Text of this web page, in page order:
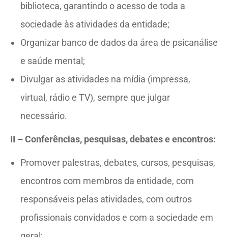
biblioteca, garantindo o acesso de toda a
sociedade às atividades da entidade;
Organizar banco de dados da área de psicanálise
e saúde mental;
Divulgar as atividades na mídia (impressa,
virtual, rádio e TV), sempre que julgar
necessário.
II – Conferências, pesquisas, debates e encontros:
Promover palestras, debates, cursos, pesquisas,
encontros com membros da entidade, com
responsáveis pelas atividades, com outros
profissionais convidados e com a sociedade em